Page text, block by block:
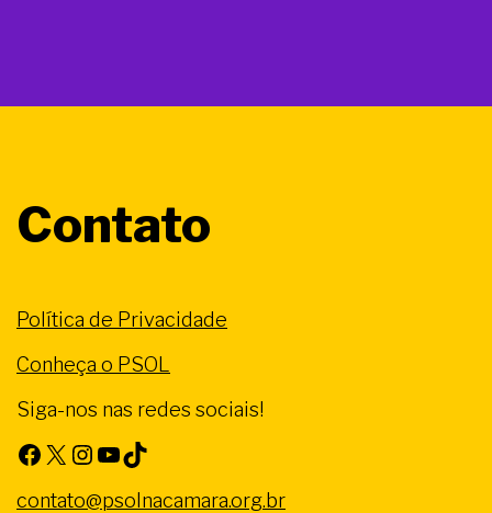
Contato
Política de Privacidade
Conheça o PSOL
Siga-nos nas redes sociais!
Facebook X Instagram Youtube TikTok
contato@psolnacamara.org.br